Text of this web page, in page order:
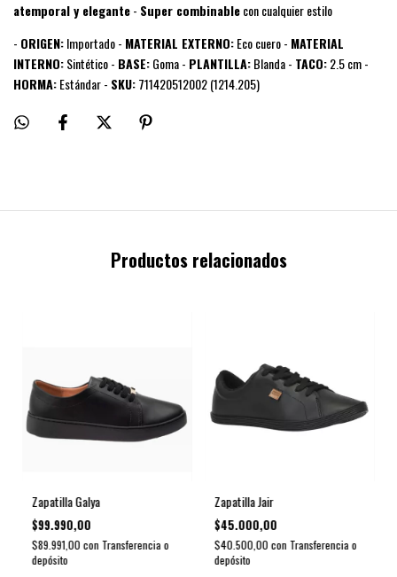
atemporal y elegante- Super combinablecon cualquier estilo
- ORIGEN:Importado - MATERIAL EXTERNO:Eco cuero - MATERIAL
INTERNO:Sintético - BASE:Goma - PLANTILLA:Blanda - TACO:2.5 cm -
HORMA:Estándar - SKU:711420512002 (1214.205)
Productos relacionados
Zapatilla Galya
$99.990,00
$89.991,00 con Transferencia o
depósito
Zapatilla Jair
$45.000,00
$40.500,00 con Transferencia o
depósito